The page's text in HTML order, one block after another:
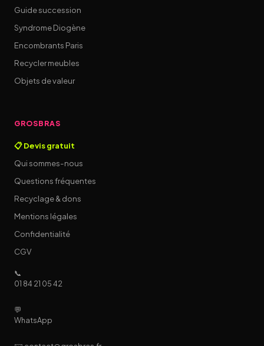
Guide succession
Syndrome Diogène
Encombrants Paris
Recycler meubles
Objets de valeur
GROSBRAS
📋 Devis gratuit
Qui sommes-nous
Questions fréquentes
Recyclage & dons
Mentions légales
Confidentialité
CGV
📞
01 84 21 05 42
💬
WhatsApp